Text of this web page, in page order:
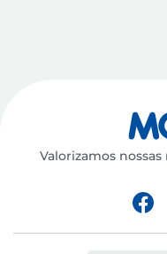
Valorizamos